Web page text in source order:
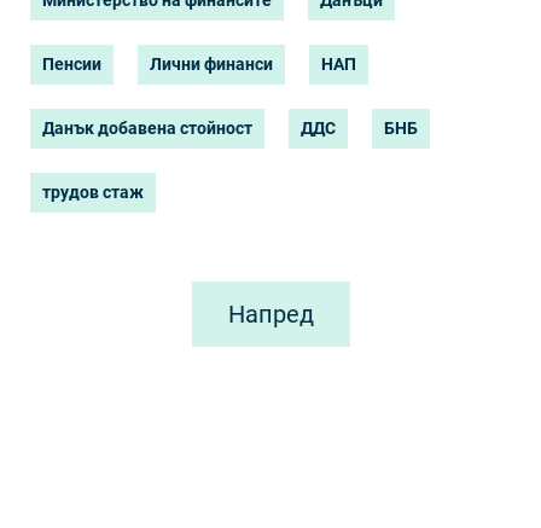
Пенсии Лични финанси НАП
Данък добавена стойност ДДС БНБ
трудов стаж
Напред